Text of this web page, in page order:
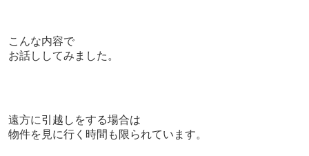
こんな内容で
お話ししてみました。
遠方に引越しをする場合は
物件を見に行く時間も限られています。